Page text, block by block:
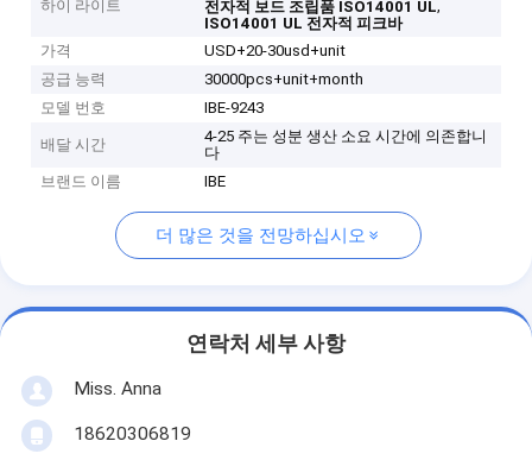
하이 라이트
전자적 보드 조립품 ISO14001 UL,
ISO14001 UL 전자적 피크바
가격
USD+20-30usd+unit
공급 능력
30000pcs+unit+month
모델 번호
IBE-9243
배달 시간
4-25 주는 성분 생산 소요 시간에 의존합니
다
브랜드 이름
IBE
더 많은 것을 전망하십시오
연락처 세부 사항
Miss. Anna
18620306819